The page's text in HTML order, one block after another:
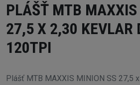
PLÁŠŤ MTB
27,5 X 2,30 KEVLAR
120TPI
Plášť MTB MAXXIS MINION SS 27,5